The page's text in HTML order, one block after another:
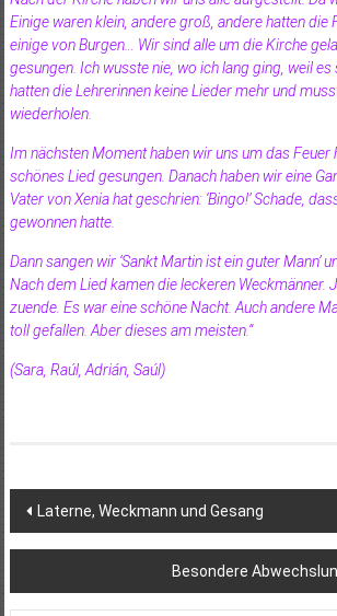
Einige waren klein, andere groß, andere hatten die
einige von Burgen… Wir sind alle um die Kirche
gesungen. Ich wusste nie, wo ich lang ging, weil es
hatten die Lehrerinnen keine Lieder mehr und
wiederholen.
Im nächsten Moment haben wir uns um das Feuer
schönes Lied gesungen. Danach haben wir eine
Vater von Xenia hat geschrien: ‘Bingo!’ Schade,
gewonnen hatte.
Dann sangen wir ‘Sankt Martin ist ein guter Mann’
Nach dem Lied kamen die leckeren Weckmänner.
zuende. Es war eine schöne Nacht. Auch andere
toll gefallen. Aber dieses am meisten.“
(Sara, Raúl, Adrián, Saúl)
Beitragsnavigation
Laterne, Weckmann und Gesang
Besondere